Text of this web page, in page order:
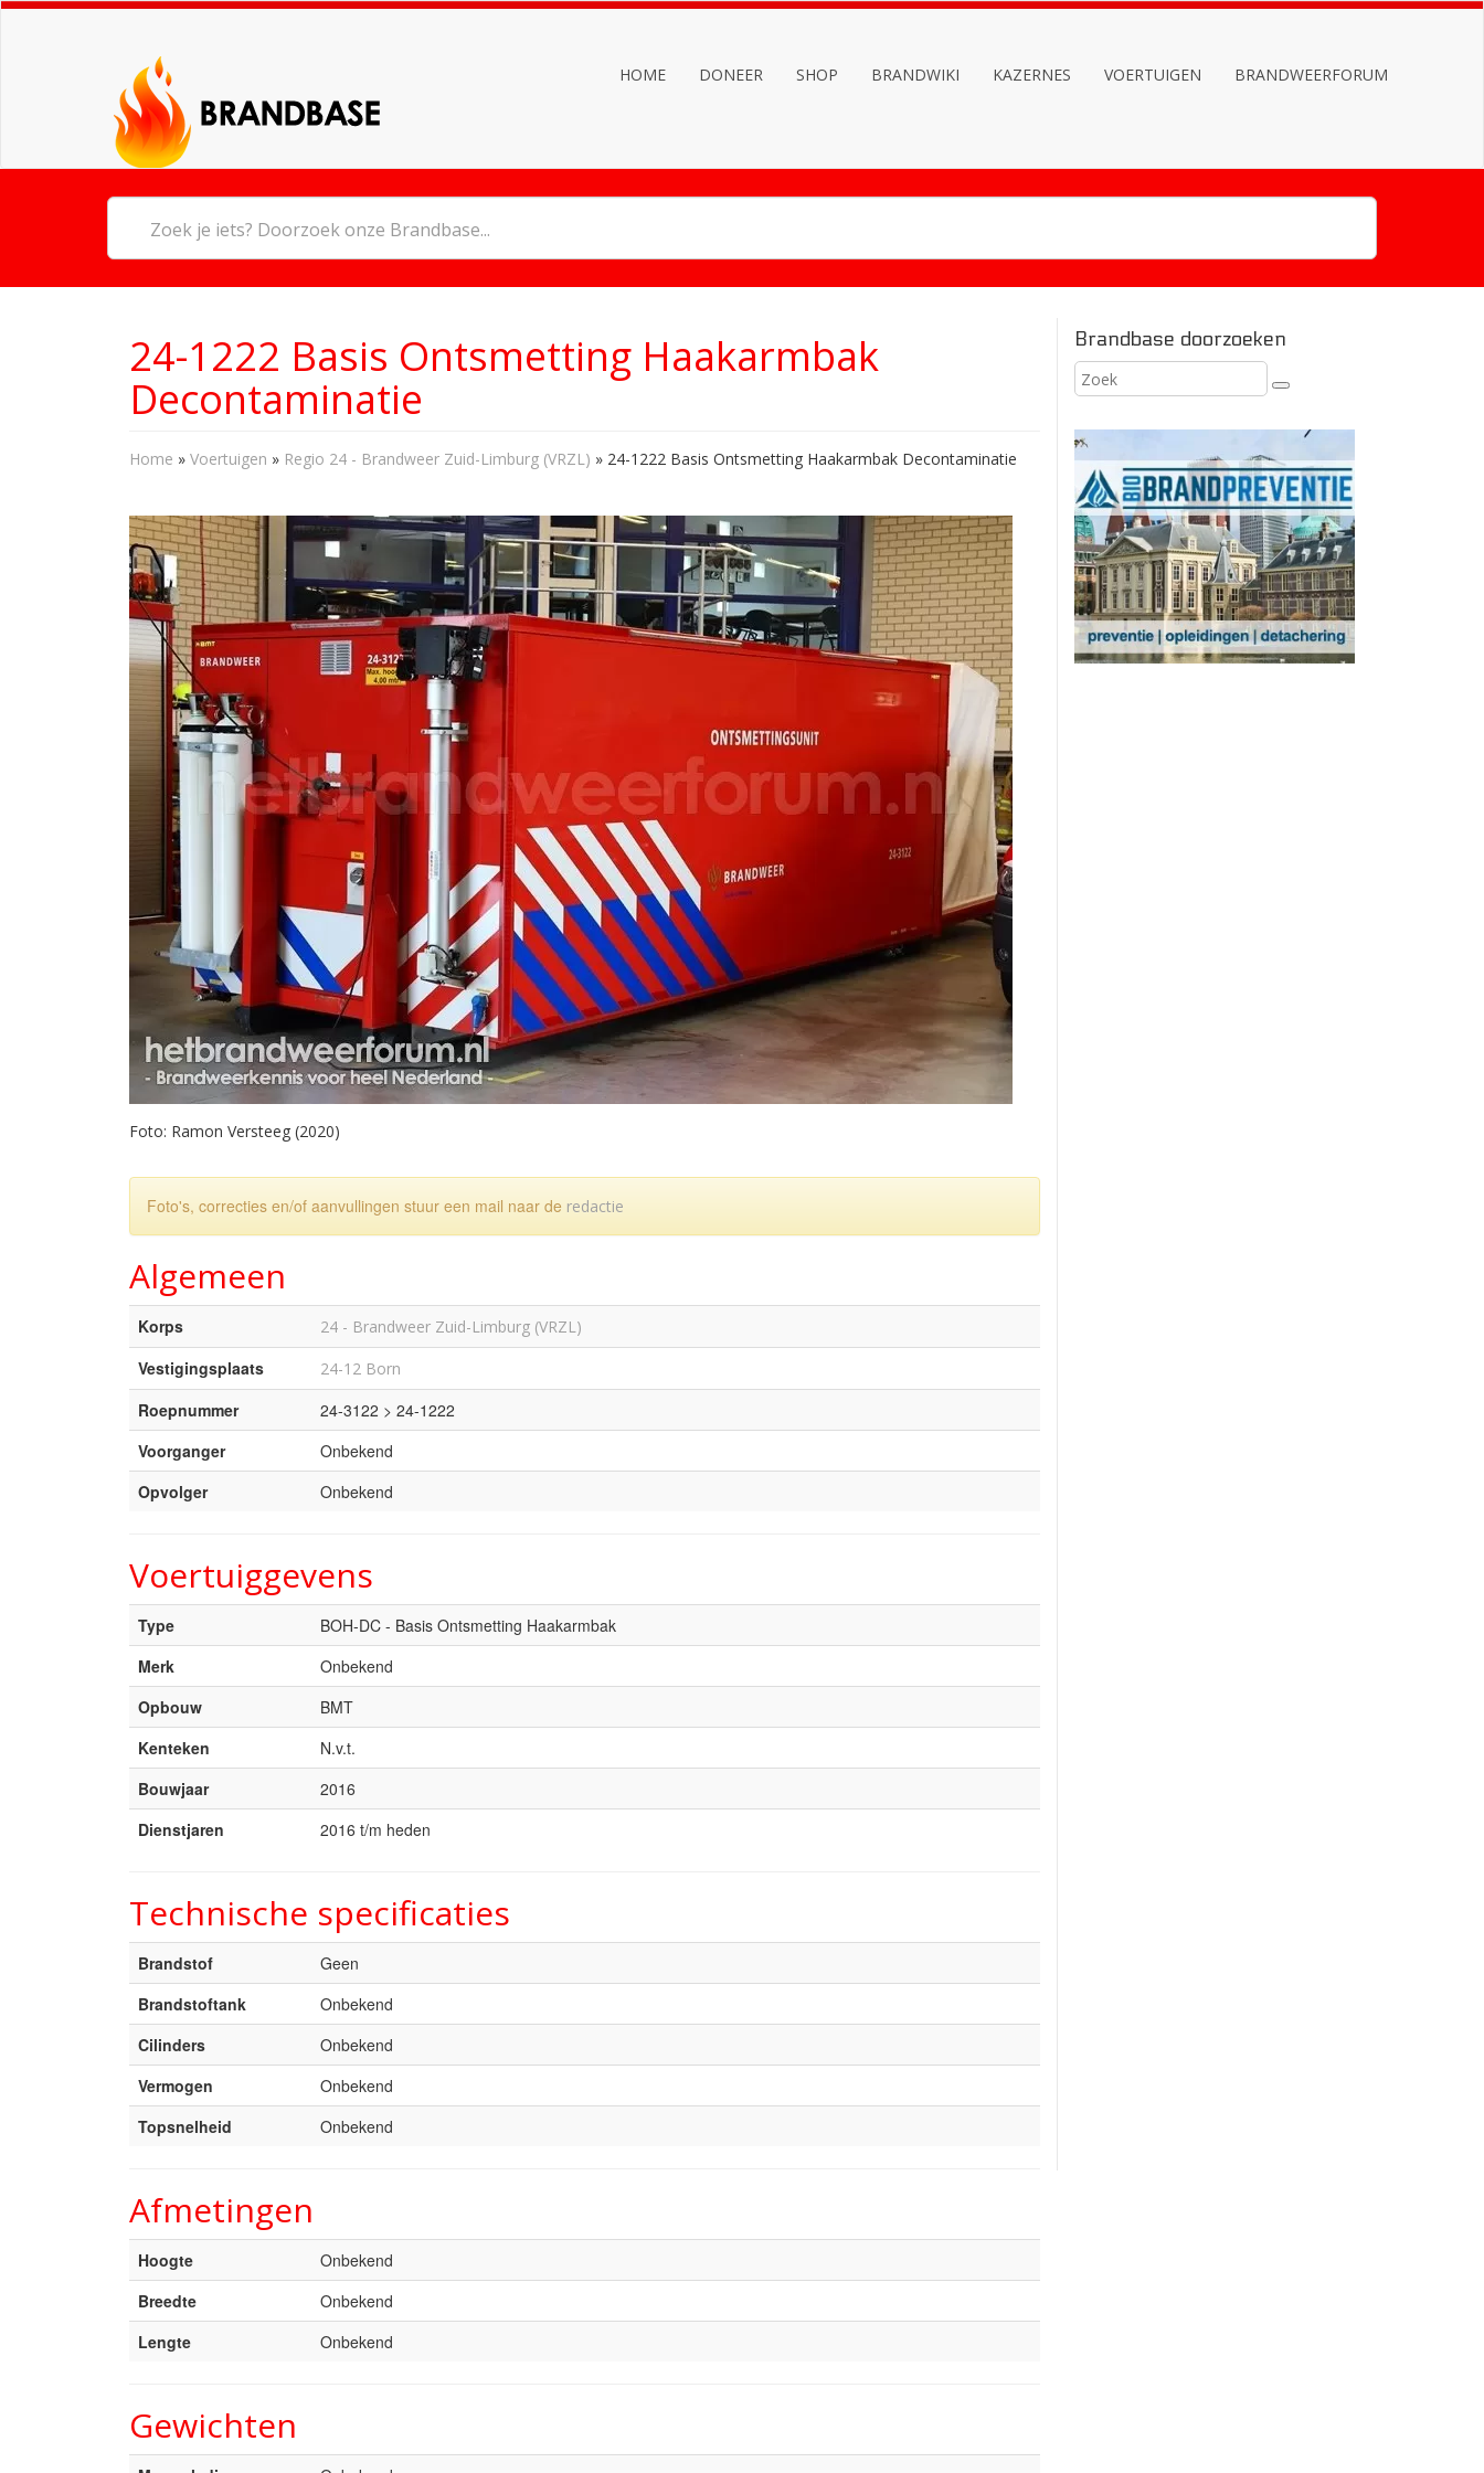
HOME DONEER SHOP BRANDWIKI KAZERNES VOERTUIGEN BRANDWEERFORUM
24-1222 Basis Ontsmetting Haakarmbak
Decontaminatie
Home » Voertuigen » Regio 24 - Brandweer Zuid-Limburg (VRZL) » 24-1222 Basis Ontsmetting Haakarmbak Decontaminatie
Foto: Ramon Versteeg (2020)
Foto's, correcties en/of aanvullingen stuur een mail naar de redactie
Algemeen
Korps 24 - Brandweer Zuid-Limburg (VRZL)
Vestigingsplaats 24-12 Born
Roepnummer
24-3122 > 24-1222
Voorganger
Onbekend
Opvolger
Onbekend
Voertuiggevens
Type
BOH-DC - Basis Ontsmetting Haakarmbak
Merk
Onbekend
Opbouw
BMT
Kenteken
N.v.t.
Bouwjaar
2016
Dienstjaren
2016 t/m heden
Technische specificaties
Brandstof
Geen
Brandstoftank
Onbekend
Cilinders
Onbekend
Vermogen
Onbekend
Topsnelheid
Onbekend
Afmetingen
Hoogte
Onbekend
Breedte
Onbekend
Lengte
Onbekend
Gewichten
Brandbase doorzoeken